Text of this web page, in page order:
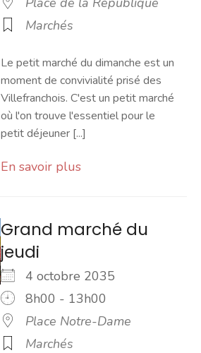
Marchés
Le petit marché du dimanche est un
moment de convivialité prisé des
Villefranchois. C'est un petit marché
où l'on trouve l'essentiel pour le
petit déjeuner [...]
En savoir plus
Grand marché du
jeudi
4 octobre 2035
8h00 - 13h00
Place Notre-Dame
Marchés